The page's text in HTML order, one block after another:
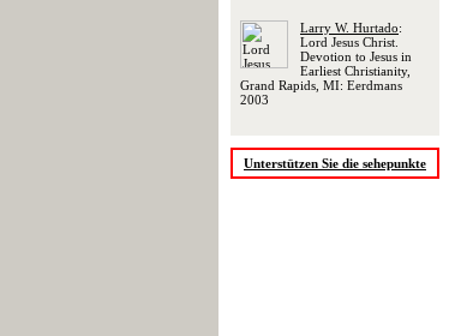
Larry W. Hurtado:
Lord Jesus Christ.
Devotion to Jesus in
Earliest Christianity,
Grand Rapids, MI: Eerdmans
2003
Unterstützen Sie die sehepunkte